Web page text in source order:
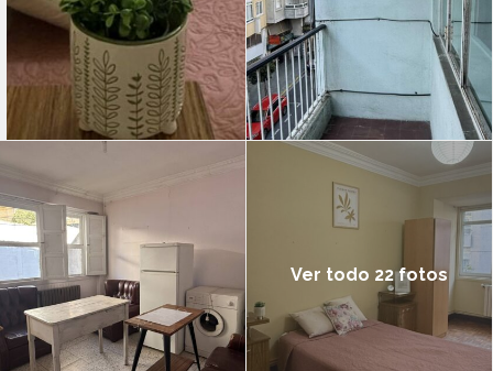
Ver todo 22 fotos